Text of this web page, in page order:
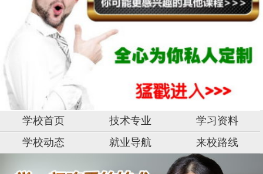
学校首页 技术专业
学习资料
学校动态
就业导航 来校路线